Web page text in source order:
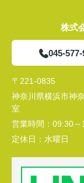
株式
045-577-
〒221-0835
神奈川県横浜市神
室
営業時間： 09:30～
定休日： 水曜日